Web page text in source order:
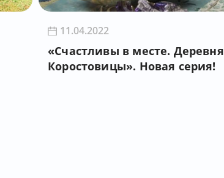
11.04.2022
«Счастливы в месте. Деревня
Коростовицы». Новая серия!